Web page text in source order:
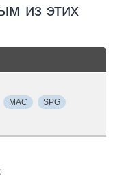
из этих
MAC
SPG